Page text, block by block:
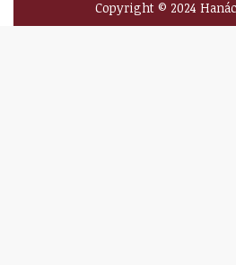
Copyright © 2024